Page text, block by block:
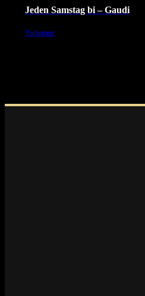
Vorheriger
Jeden Samstag bi – Gaudi